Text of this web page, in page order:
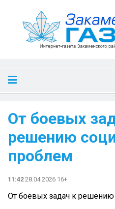
От боевых
решению
проблем
11:42 28.04.2026 16+
От боевых задач к